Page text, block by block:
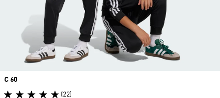
Price
€ 60
(22)